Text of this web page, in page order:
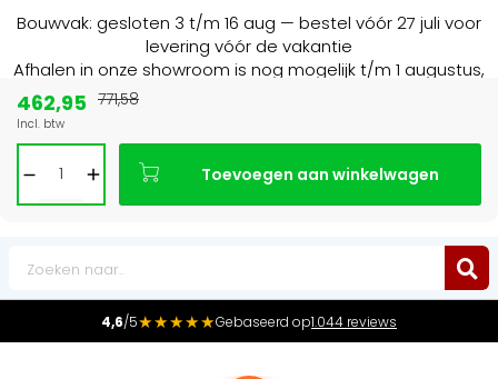
Bouwvak: gesloten 3 t/m 16 aug — bestel vóór 27 juli voor
levering vóór de vakantie
Afhalen in onze showroom is nog mogelijk t/m 1 augustus,
4,6/5★★★★★Gebaseerd op1.044 reviews
462,95
Incl. btw
771,58
Toevoegen aan winkelwagen